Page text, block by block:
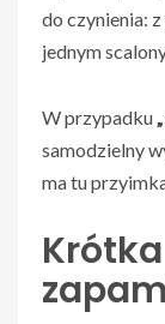
do czynienia:
jednym
W przypadku
samodzielny
ma tu